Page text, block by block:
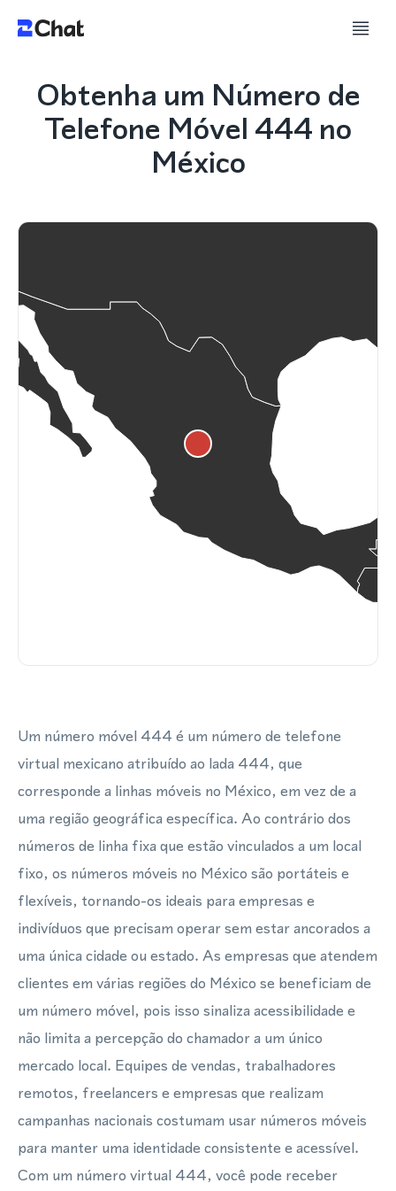
Obtenha um Número de
Telefone Móvel 444 no
México
Um número móvel 444 é um número de telefone
virtual mexicano atribuído ao lada 444, que
corresponde a linhas móveis no México, em vez de a
uma região geográfica específica. Ao contrário dos
números de linha fixa que estão vinculados a um local
fixo, os números móveis no México são portáteis e
flexíveis, tornando-os ideais para empresas e
indivíduos que precisam operar sem estar ancorados a
uma única cidade ou estado. As empresas que atendem
clientes em várias regiões do México se beneficiam de
um número móvel, pois isso sinaliza acessibilidade e
não limita a percepção do chamador a um único
mercado local. Equipes de vendas, trabalhadores
remotos, freelancers e empresas que realizam
campanhas nacionais costumam usar números móveis
para manter uma identidade consistente e acessível.
Com um número virtual 444, você pode receber